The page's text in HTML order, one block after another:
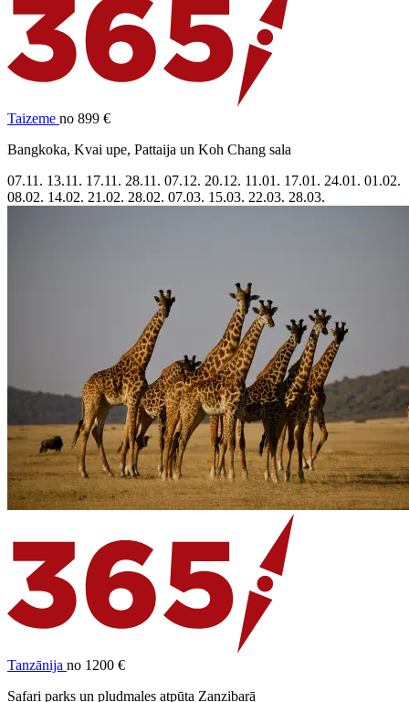
Taizeme no 899 €
Bangkoka, Kvai upe, Pattaija un Koh Chang sala
07.11. 13.11. 17.11. 28.11. 07.12. 20.12. 11.01. 17.01. 24.01. 01.02.
08.02. 14.02. 21.02. 28.02. 07.03. 15.03. 22.03. 28.03.
Tanzānija no 1200 €
Safari parks un pludmales atpūta Zanzibarā